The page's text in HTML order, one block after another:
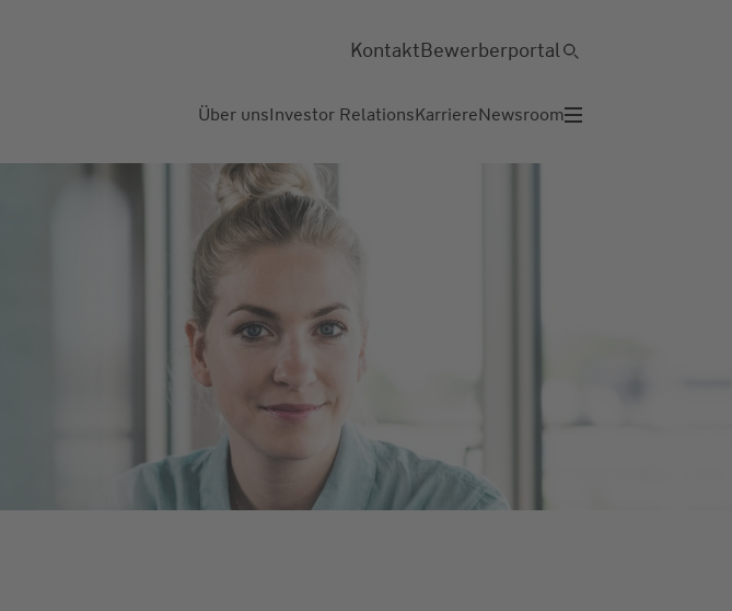
Über unsInvestor RelationsKarriereNewsroom
KontaktBewerberportal